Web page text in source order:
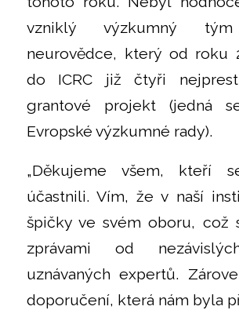
vzniklý výzkumný
neurovědce, který od roku
do ICRC již čtyři
grantové projekt (jedná
Evropské výzkumné rady).
„Děkujeme všem, kteří
účastnili. Vím, že v naší
špičky ve svém oboru, což
zprávami od
uznávaných expertů.
doporučení, která nám byla